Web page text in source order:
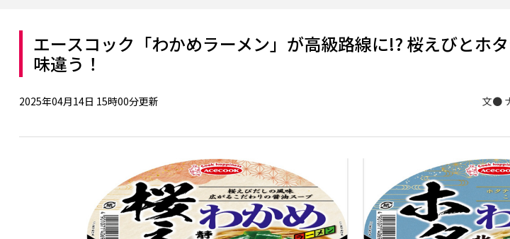
エースコック「わかめラーメン」が高級路線に!? 桜えびとホ
味違う！
2025年04月14日 15時00分更新 文●